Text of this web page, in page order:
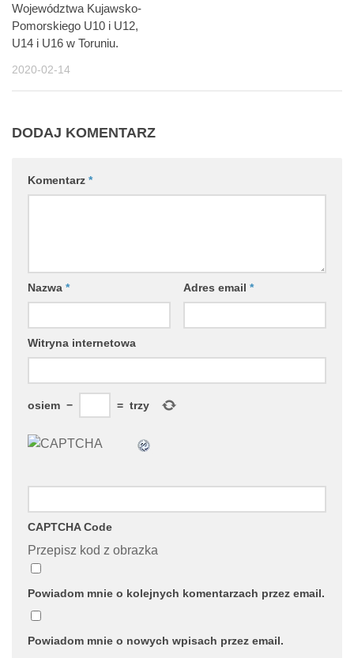
Województwa Kujawsko-
Pomorskiego U10 i U12,
U14 i U16 w Toruniu.
2020-02-14
DODAJ KOMENTARZ
Komentarz *
Nazwa * Adres email *
Witryna internetowa
osiem − = trzy
CAPTCHA Code
Przepisz kod z obrazka
Powiadom mnie o kolejnych komentarzach przez email.
Powiadom mnie o nowych wpisach przez email.